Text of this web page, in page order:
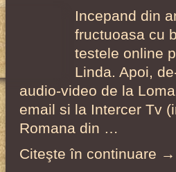
Incepand din
fructuoasa cu
testele online
Linda. Apoi,
audio-video de la
email si la Intercer Tv
Romana din …
Citeşte în continuare →